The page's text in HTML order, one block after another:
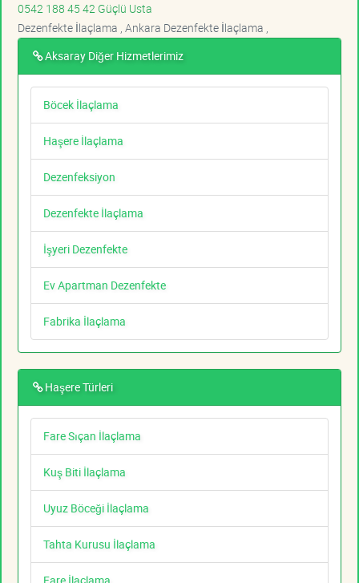
0542 188 45 42 Güçlü Usta
Dezenfekte İlaçlama , Ankara Dezenfekte İlaçlama ,
Aksaray Diğer Hizmetlerimiz
Böcek İlaçlama
Haşere İlaçlama
Dezenfeksiyon
Dezenfekte İlaçlama
İşyeri Dezenfekte
Ev Apartman Dezenfekte
Fabrika İlaçlama
Haşere Türleri
Fare Sıçan İlaçlama
Kuş Biti İlaçlama
Uyuz Böceği İlaçlama
Tahta Kurusu İlaçlama